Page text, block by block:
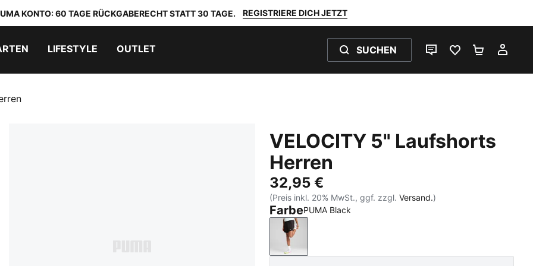
KONTO: 60 TAGE RÜCKGABERECHT STATT 30 TAGE. REGISTRIERE DICH JETZT
LIFESTYLE OUTLET SUCHEN
LIVE-CHATFAVORITEN 0
VELOCITY 5" Laufshorts
Herren
32,95 €
(Preis inkl. 20% MwSt., ggf. zzgl.Versand.)
FarbePUMA Black
PUMA Black